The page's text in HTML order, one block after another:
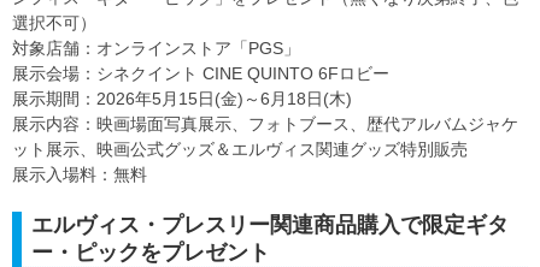
選択不可）
対象店舗：オンラインストア「PGS」
展示会場：シネクイント CINE QUINTO 6Fロビー
展示期間：2026年5月15日(金)～6月18日(木)
展示内容：映画場面写真展示、フォトブース、歴代アルバムジャケ
ット展示、映画公式グッズ＆エルヴィス関連グッズ特別販売
展示入場料：無料
エルヴィス・プレスリー関連商品購入で限定ギタ
ー・ピックをプレゼント